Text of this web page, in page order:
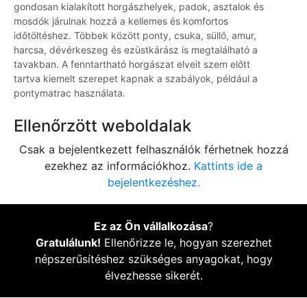
gondosan kialakított horgászhelyek, padok, asztalok és
mosdók járulnak hozzá a kellemes és komfortos
időtöltéshez. Többek között ponty, csuka, süllő, amur,
harcsa, dévérkeszeg és ezüstkárász is megtalálható a
tavakban. A fenntartható horgászat elveit szem előtt
tartva kiemelt szerepet kapnak a szabályok, például a
pontymatrac használata.
Ellenőrzött weboldalak
Csak a bejelentkezett felhasználók férhetnek hozzá
ezekhez az információkhoz. Kattints ide a
bejelentkezéshez.
Ez az Ön vállalkozása?
Gratulálunk! Ellenőrizze le, hogyan szerezhet
népszerűsítéshez szükséges anyagokat, hogy
élvezhesse sikerét.